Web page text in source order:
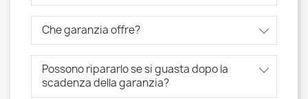
Che garanzia offre?
Possono ripararlo se si guasta dopo la
scadenza della garanzia?